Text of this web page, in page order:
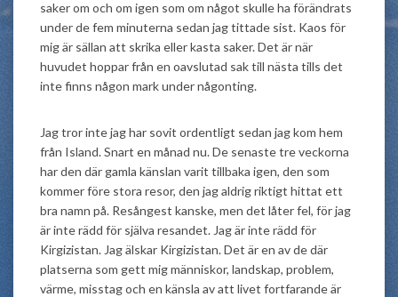
saker om och om igen som om något skulle ha förändrats
under de fem minuterna sedan jag tittade sist. Kaos för
mig är sällan att skrika eller kasta saker. Det är när
huvudet hoppar från en oavslutad sak till nästa tills det
inte finns någon mark under någonting.
Jag tror inte jag har sovit ordentligt sedan jag kom hem
från Island. Snart en månad nu. De senaste tre veckorna
har den där gamla känslan varit tillbaka igen, den som
kommer före stora resor, den jag aldrig riktigt hittat ett
bra namn på. Resångest kanske, men det låter fel, för jag
är inte rädd för själva resandet. Jag är inte rädd för
Kirgizistan. Jag älskar Kirgizistan. Det är en av de där
platserna som gett mig människor, landskap, problem,
värme, misstag och en känsla av att livet fortfarande är